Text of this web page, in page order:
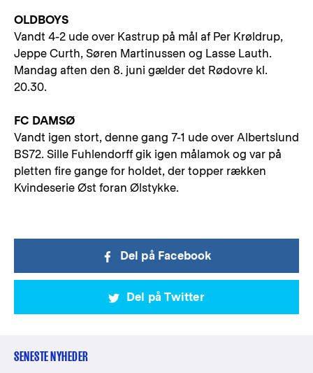
OLDBOYS
Vandt 4-2 ude over Kastrup på mål af Per Krøldrup,
Jeppe Curth, Søren Martinussen og Lasse Lauth.
Mandag aften den 8. juni gælder det Rødovre kl.
20.30.
FC DAMSØ
Vandt igen stort, denne gang 7-1 ude over Albertslund
BS72. Sille Fuhlendorff gik igen målamok og var på
pletten fire gange for holdet, der topper rækken
Kvindeserie Øst foran Ølstykke.
Del på Facebook
Del på Twitter
SENESTE NYHEDER